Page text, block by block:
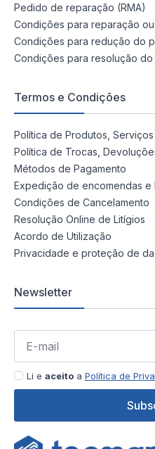
Pedido de reparação (RMA)
Condições para reparação
Condições para redução do
Condições para resolução do
Termos e Condições
Política de Produtos,
Política de Trocas,
Métodos de Pagamento
Expedição de encomendas e
Condições de Cancelamento
Resolução Online de Litígios
Acordo de Utilização
Privacidade e proteção de
Newsletter
Li e aceito a Política de